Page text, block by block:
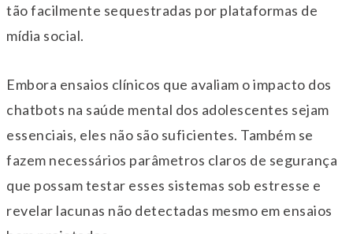
tão facilmente sequestradas por plataformas de
mídia social.
Embora ensaios clínicos que avaliam o impacto dos
chatbots na saúde mental dos adolescentes sejam
essenciais, eles não são suficientes. Também se
fazem necessários parâmetros claros de segurança
que possam testar esses sistemas sob estresse e
revelar lacunas não detectadas mesmo em ensaios